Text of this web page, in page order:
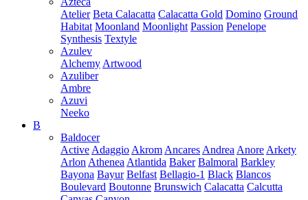
Atelier Beta Calacatta Calacatta Gold Domino Ground
Habitat Moonland Moonlight Passion Penelope
Synthesis Textyle
Azulev
Alchemy Artwood
Azuliber
Ambre
Azuvi
Neeko
B
Baldocer
Active Adaggio Akrom Ancares Andrea Anore Arkety
Arlon Athenea Atlantida Baker Balmoral Barkley
Bayona Bayur Belfast Bellagio-1 Black Blancos
Boulevard Boutonne Brunswich Calacatta Calcutta